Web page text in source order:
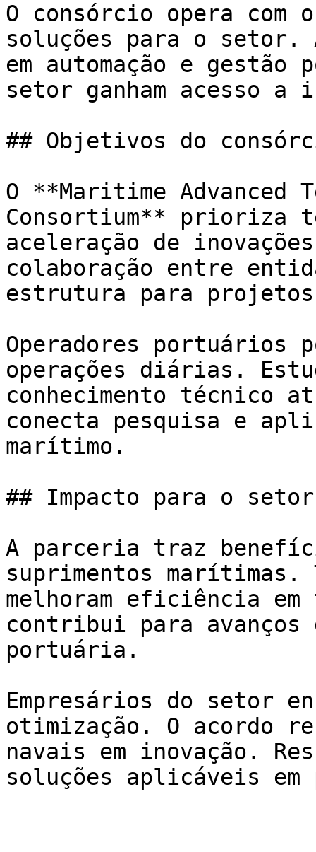
O consórcio opera com
soluções para o setor.
em automação e
setor ganham acesso a
## Objetivos do
O **Maritime Advanced
Consortium** prioriza
aceleração de
colaboração entre
estrutura para
Operadores portuários
operações diárias.
conhecimento técnico
conecta pesquisa e
marítimo.
## Impacto para o
A parceria traz
suprimentos marítimas.
melhoram eficiência
contribui para
portuária.
Empresários do setor
otimização. O acordo
navais em inovação.
soluções aplicáveis